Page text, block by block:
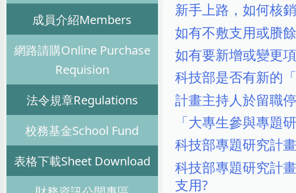
成員介紹Members
網路請購Online Purchase
Requision
法令規章Regulations
校務基金School Fund
表格下載Sheet Download
新手上路，如何核
如有不敷支用或賸
如有要新增或變更
科技部是否有新的
計畫主持人於留職
「大專生參與專題
科技部專題研究計
科技部專題研究計
支用?